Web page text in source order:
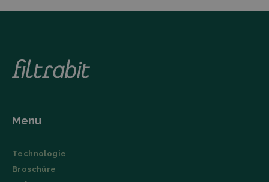
Menu
Technologie
BroschüreStrictly necessary cookies allow core website